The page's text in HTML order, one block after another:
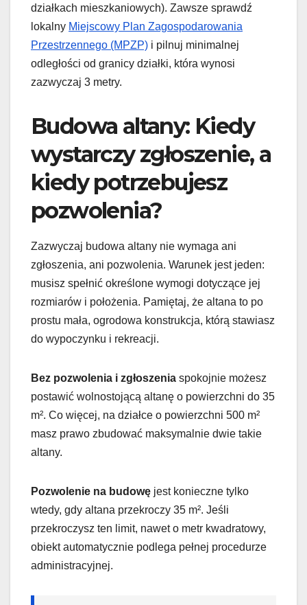
działkach mieszkaniowych). Zawsze sprawdź
lokalny Miejscowy Plan Zagospodarowania
Przestrzennego (MPZP) i pilnuj minimalnej
odległości od granicy działki, która wynosi
zazwyczaj 3 metry.
Budowa altany: Kiedy
wystarczy zgłoszenie, a
kiedy potrzebujesz
pozwolenia?
Zazwyczaj budowa altany nie wymaga ani
zgłoszenia, ani pozwolenia. Warunek jest jeden:
musisz spełnić określone wymogi dotyczące jej
rozmiarów i położenia. Pamiętaj, że altana to po
prostu mała, ogrodowa konstrukcja, którą stawiasz
do wypoczynku i rekreacji.
Bez pozwolenia i zgłoszenia spokojnie możesz
postawić wolnostojącą altanę o powierzchni do 35
m². Co więcej, na działce o powierzchni 500 m²
masz prawo zbudować maksymalnie dwie takie
altany.
Pozwolenie na budowę jest konieczne tylko
wtedy, gdy altana przekroczy 35 m². Jeśli
przekroczysz ten limit, nawet o metr kwadratowy,
obiekt automatycznie podlega pełnej procedurze
administracyjnej.